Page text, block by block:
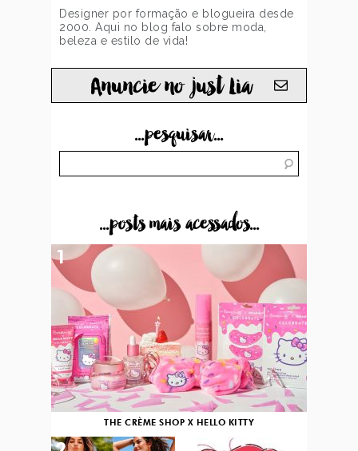
Designer por formação e blogueira desde
2000. Aqui no blog falo sobre moda,
beleza e estilo de vida!
Anuncie no just Lia
...pesquisar...
...posts mais acessados...
THE CRÈME SHOP X HELLO KITTY
1